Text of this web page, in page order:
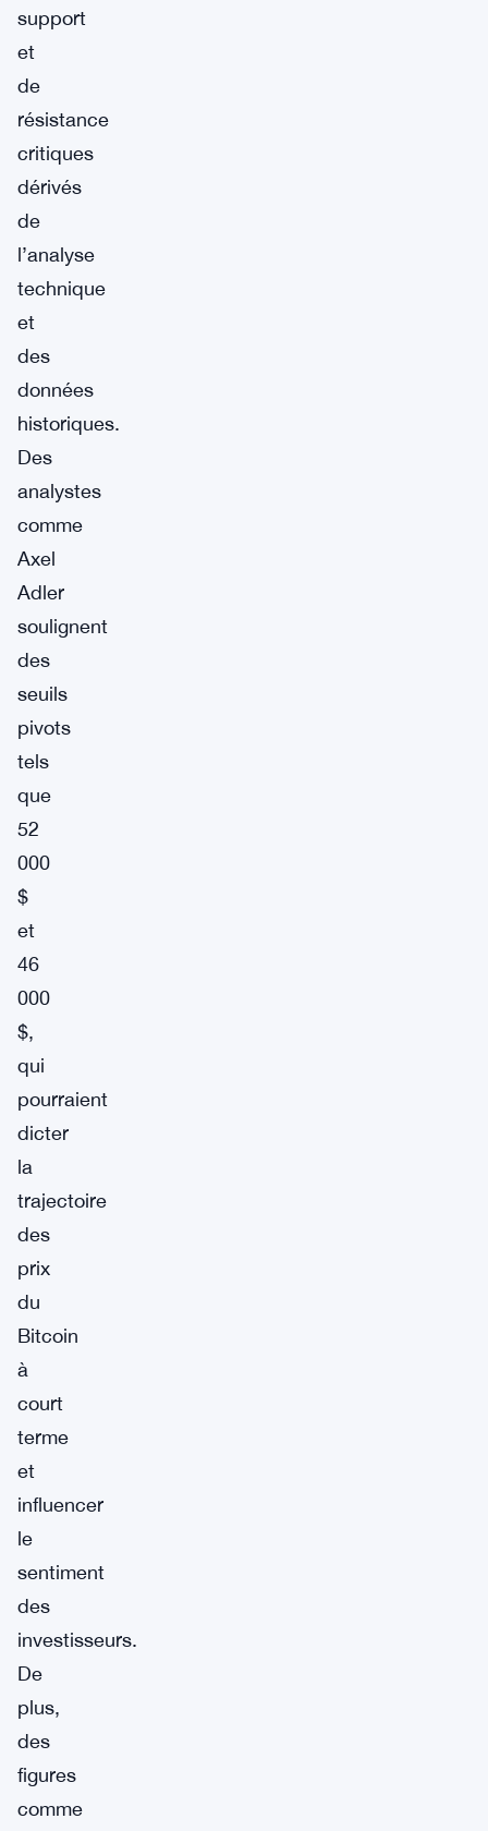
support
et
de
résistance
critiques
dérivés
de
l’analyse
technique
et
des
données
historiques.
Des
analystes
comme
Axel
Adler
soulignent
des
seuils
pivots
tels
que
52
000
$
et
46
000
$,
qui
pourraient
dicter
la
trajectoire
des
prix
du
Bitcoin
à
court
terme
et
influencer
le
sentiment
des
investisseurs.
De
plus,
des
figures
comme